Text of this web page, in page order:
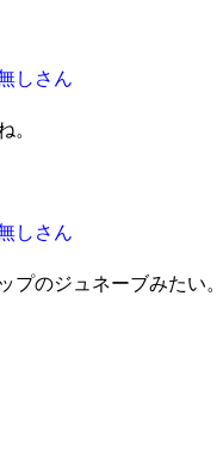
しさん
。
しさん
プのジュネーブみたい。